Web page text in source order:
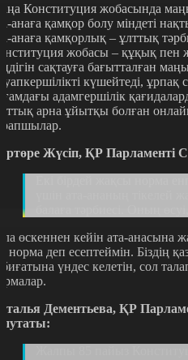
Конституция жобасында
анаға қамқор болу міндеті
анаға қамқорлық – ұлттық
жобасы – құқық пен
сақтауға бағытталған
күшейтеді,
адамгершілік
арна ұйытқы болған
Жүсіп, ҚР Парламенті
өскеннен кейін ата-анасына
норма деп есептеймін. Біздің
үндес келетін, сол
Дементьева, ҚР